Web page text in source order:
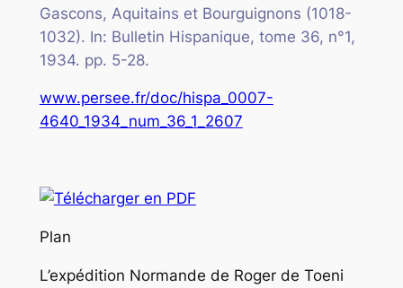
Gascons, Aquitains et Bourguignons (1018-
1032). In: Bulletin Hispanique, tome 36, n°1,
1934. pp. 5-28.
www.persee.fr/doc/hispa_0007-
4640_1934_num_36_1_2607
Plan
L’expédition Normande de Roger de Toeni